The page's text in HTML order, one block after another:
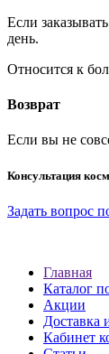
Если
день.
Относится к
Возврат
Если вы не
Консультация
Задать вопрос
Главная
Каталог
Акции
Доставка
Кабинет